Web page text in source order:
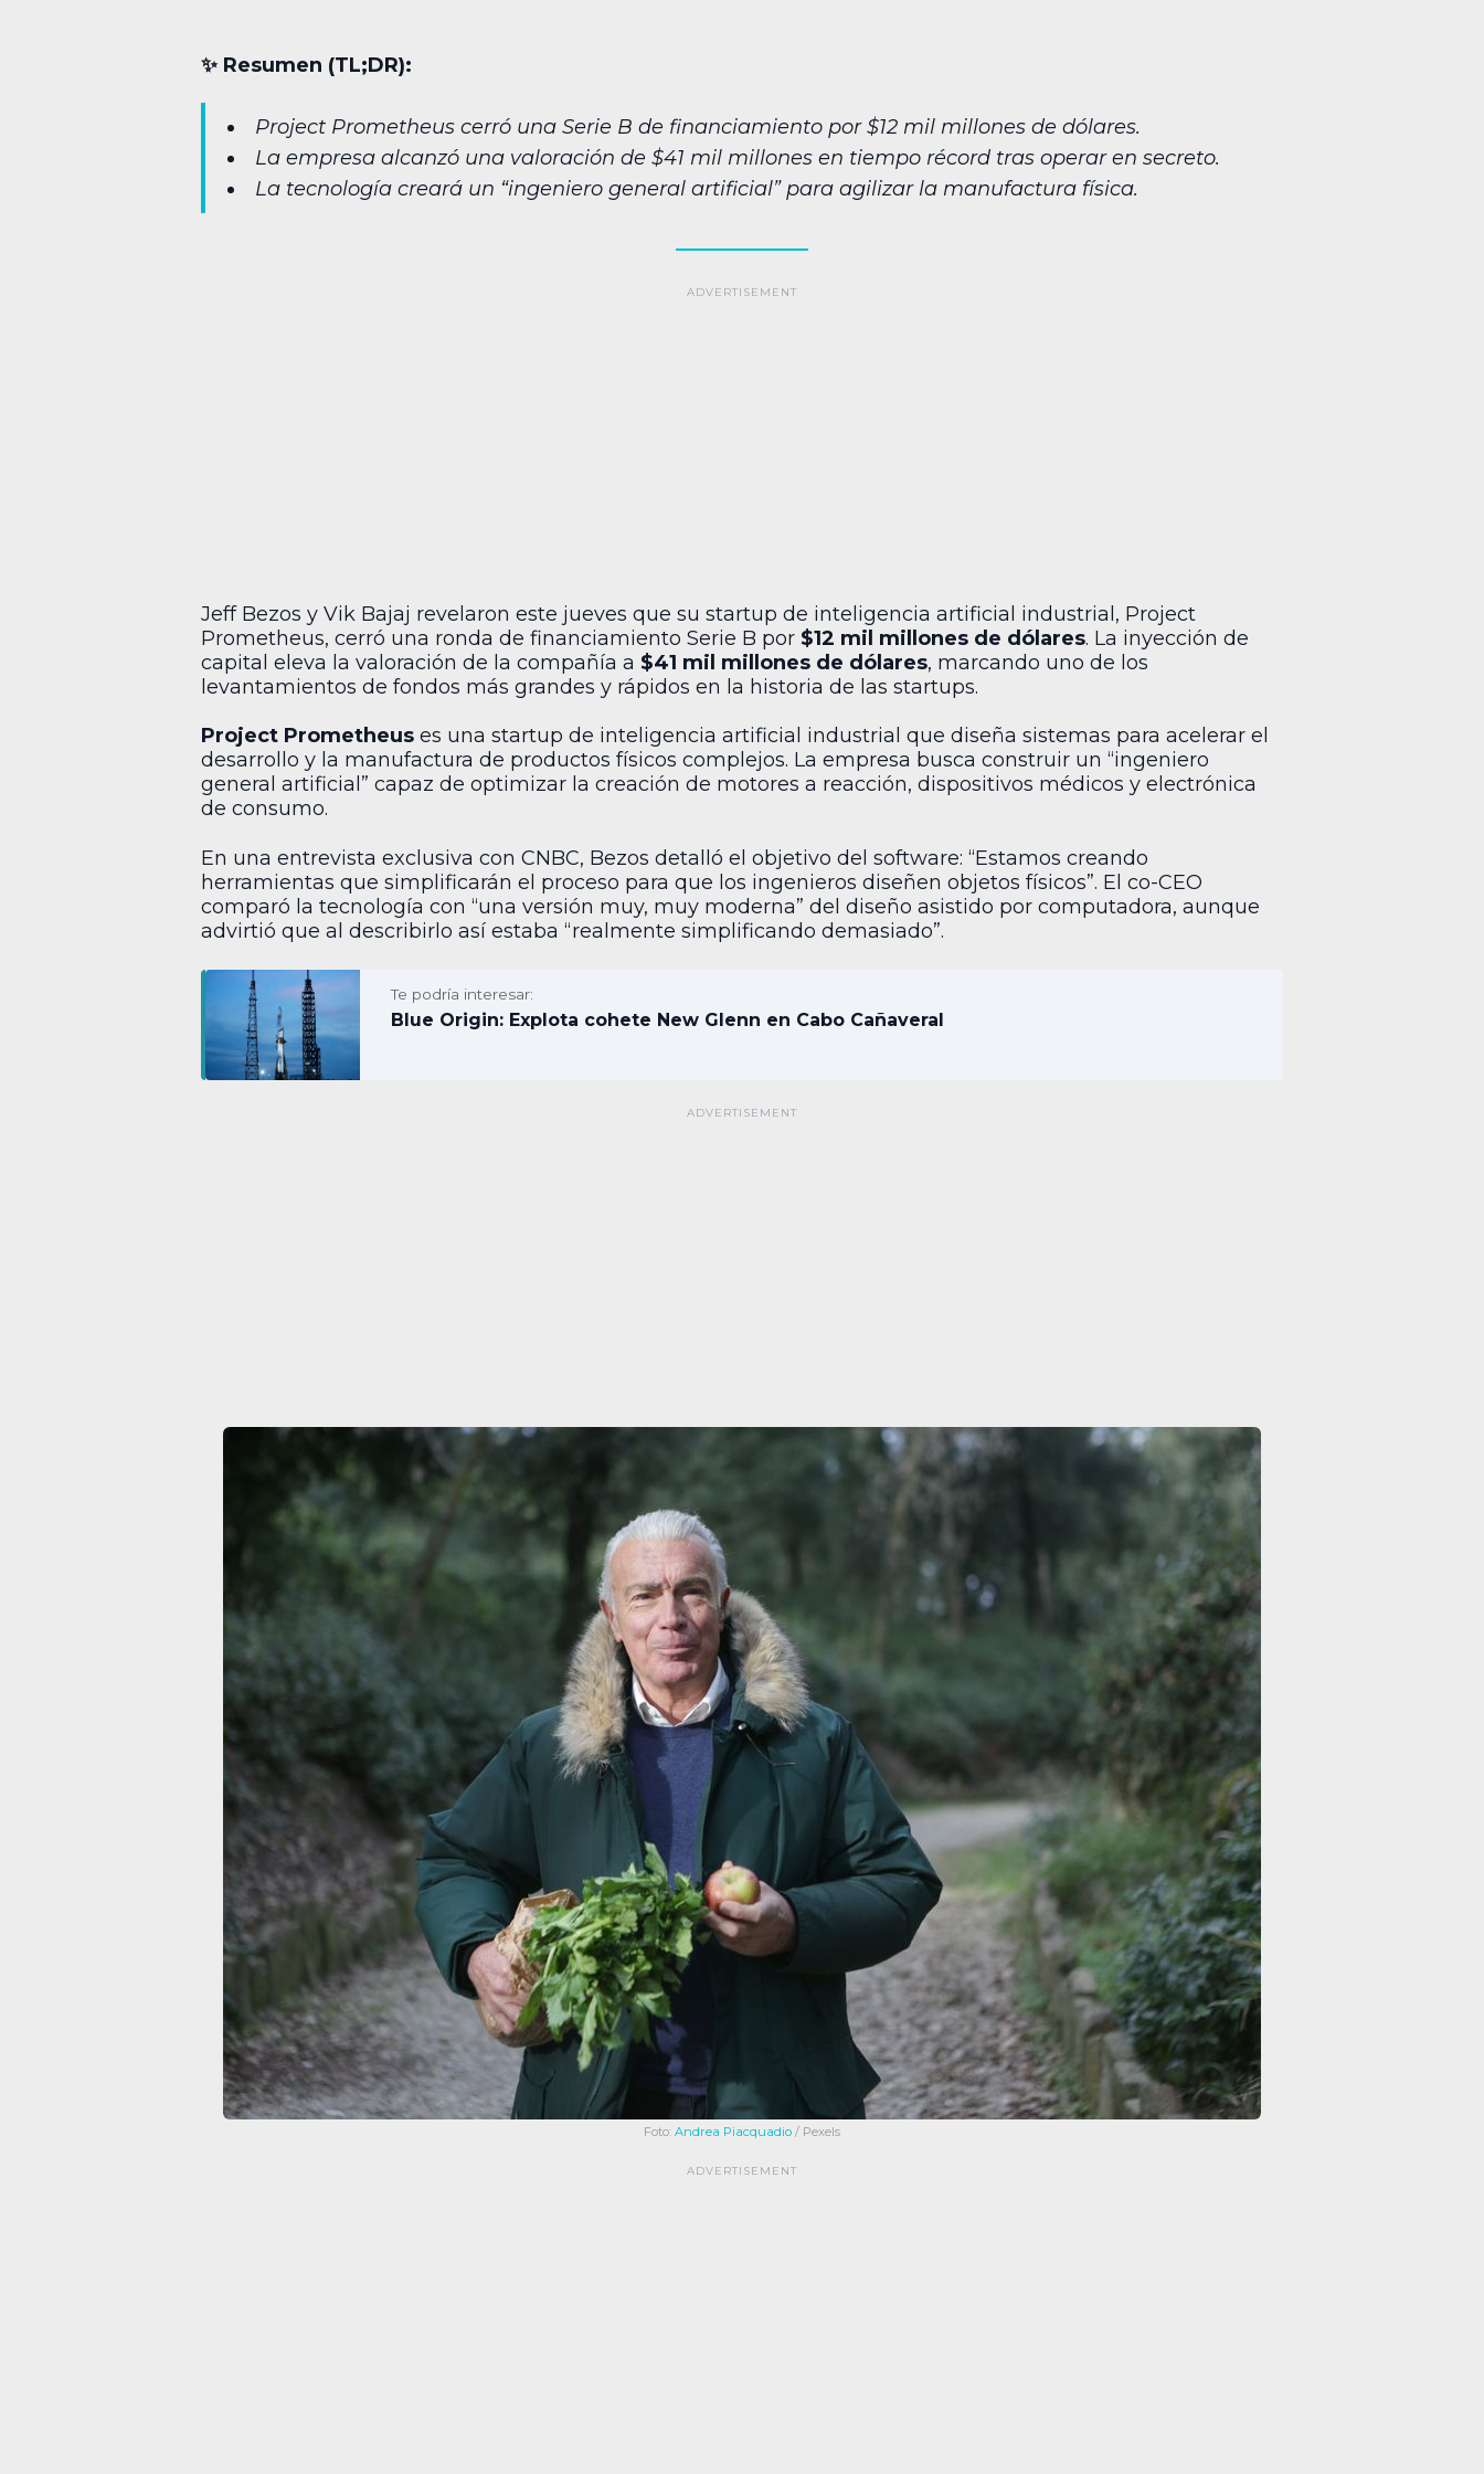
✨︎ Resumen (TL;DR):
Project Prometheus cerró una Serie B de financiamiento por $12 mil millones de dólares.
La empresa alcanzó una valoración de $41 mil millones en tiempo récord tras operar en secreto.
La tecnología creará un “ingeniero general artificial” para agilizar la manufactura física.
Jeff Bezos y Vik Bajaj revelaron este jueves que su startup de inteligencia artificial industrial, Project
Prometheus, cerró una ronda de financiamiento Serie B por $12 mil millones de dólares. La inyección de
capital eleva la valoración de la compañía a $41 mil millones de dólares, marcando uno de los
levantamientos de fondos más grandes y rápidos en la historia de las startups.
Project Prometheus es una startup de inteligencia artificial industrial que diseña sistemas para acelerar el
desarrollo y la manufactura de productos físicos complejos. La empresa busca construir un “ingeniero
general artificial” capaz de optimizar la creación de motores a reacción, dispositivos médicos y electrónica
de consumo.
En una entrevista exclusiva con CNBC, Bezos detalló el objetivo del software: “Estamos creando
herramientas que simplificarán el proceso para que los ingenieros diseñen objetos físicos”. El co-CEO
comparó la tecnología con “una versión muy, muy moderna” del diseño asistido por computadora, aunque
advirtió que al describirlo así estaba “realmente simplificando demasiado”.
Te podría interesar:
Blue Origin: Explota cohete New Glenn en Cabo Cañaveral
Foto: Andrea Piacquadio / Pexels